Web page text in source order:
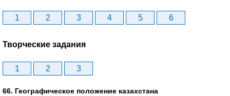
1 2 3 4 5 6
Творческие задания
1 2 3
66. Географическое положение казахстана